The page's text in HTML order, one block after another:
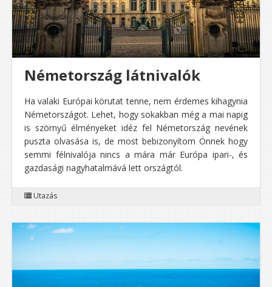
Németország látnivalók
Ha valaki Európai körutat tenne, nem érdemes kihagynia
Németországot. Lehet, hogy sokakban még a mai napig
is szörnyű élményeket idéz fel Németország nevének
puszta olvasása is, de most bebizonyítom Önnek hogy
semmi félnivalója nincs a mára már Európa ipari-, és
gazdasági nagyhatalmává lett országtól.
Utazás